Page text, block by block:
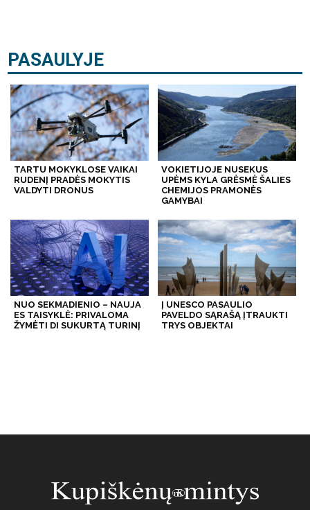
PASAULYJE
TARTU MOKYKLOSE VAIKAI
RUDENĮ PRADĖS MOKYTIS
VALDYTI DRONUS
VOKIETIJOJE NUSEKUS
UPĖMS KYLA GRĖSMĖ ŠALIES
CHEMIJOS PRAMONĖS
GAMYBAI
NUO SEKMADIENIO – NAUJA
ES TAISYKLĖ: PRIVALOMA
ŽYMĖTI DI SUKURTĄ TURINĮ
Į UNESCO PASAULIO
PAVELDO SĄRAŠĄ ĮTRAUKTI
TRYS OBJEKTAI